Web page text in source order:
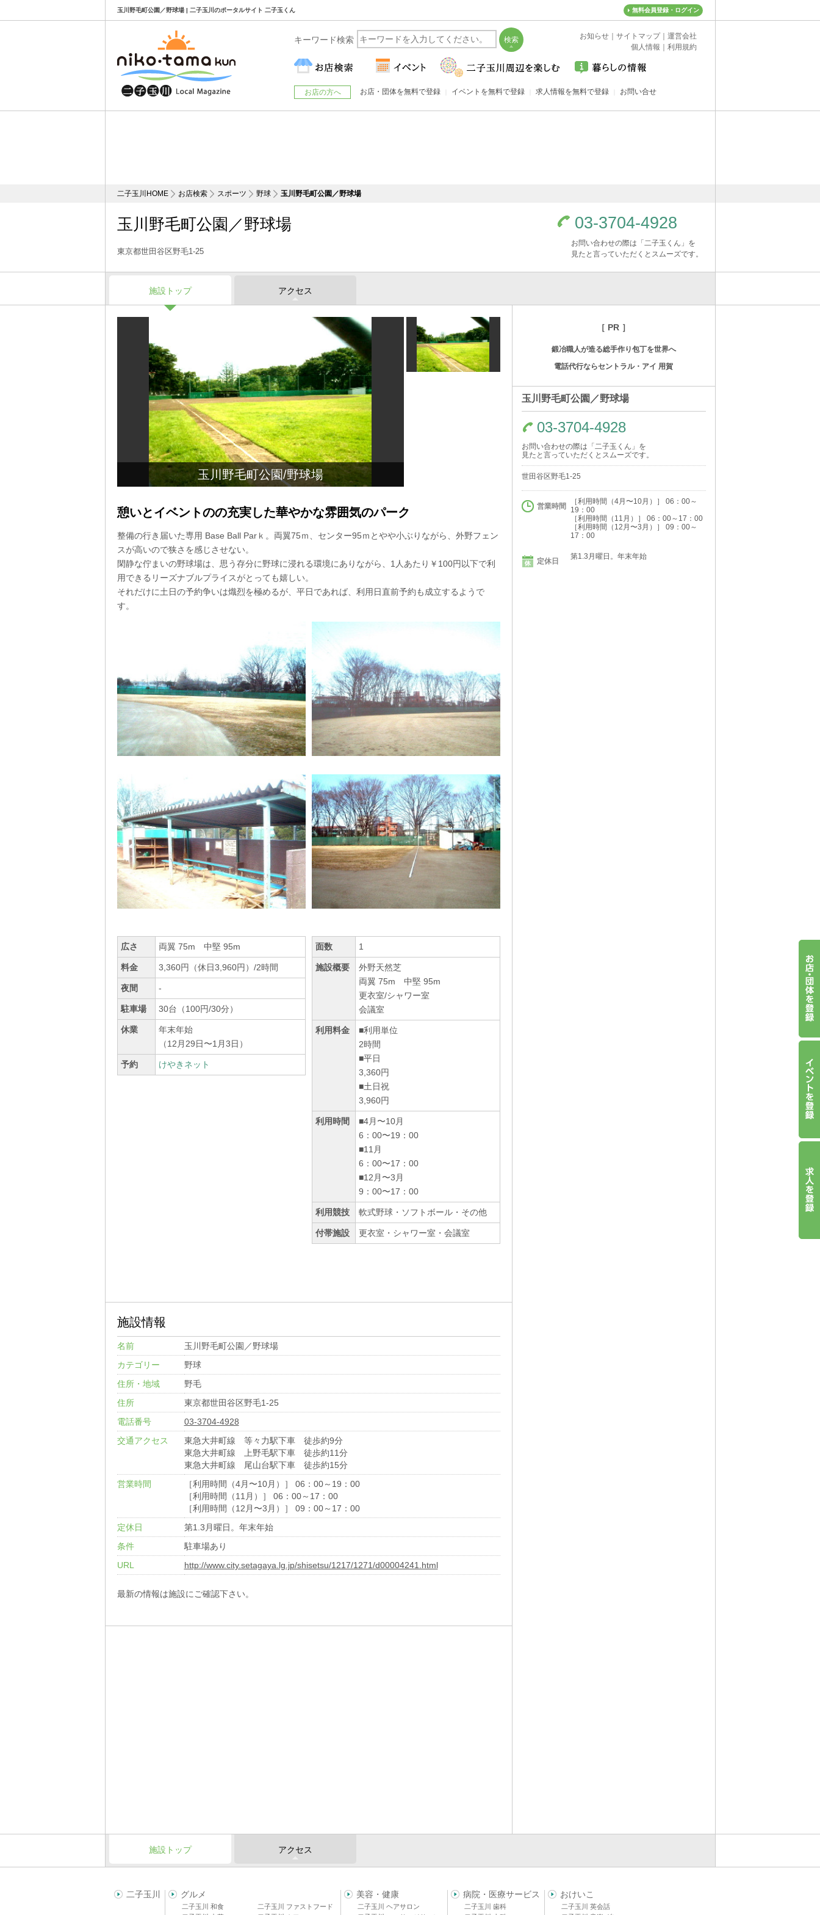
玉川野毛町公園／野球場 | 二子玉川のポータルサイト 二子玉くん 無料会員登録・ログイン
二子玉川HOME お店検索 スポーツ 野球 玉川野毛町公園／野球場
玉川野毛町公園／野球場
東京都世田谷区野毛1-25
03-3704-4928
お問い合わせの際は「二子玉くん」を
見たと言っていただくとスムーズです。
施設トップ アクセス
玉川野毛町公園/野球場
憩いとイベントのの充実した華やかな雰囲気のパーク
整備の行き届いた専用 Base Ball Parｋ。両翼75ｍ、センター95ｍとやや小ぶりながら、外野フェン
スが高いので狭さを感じさせない。
閑静な佇まいの野球場は、思う存分に野球に浸れる環境にありながら、1人あたり￥100円以下で利
用できるリーズナブルプライスがとっても嬉しい。
それだけに土日の予約争いは熾烈を極めるが、平日であれば、利用日直前予約も成立するようで
す。
広さ 両翼 75m 中堅 95m
料金 3,360円（休日3,960円）/2時間
夜間 -
駐車場 30台（100円/30分）
休業
年末年始
（12月29日〜1月3日）
予約 けやきネット
面数 1
施設概要
外野天然芝
両翼 75m 中堅 95m
更衣室/シャワー室
会議室
利用料金
■利用単位
2時間
■平日
3,360円
■土日祝
3,960円
利用時間
■4月〜10月
6：00〜19：00
■11月
6：00〜17：00
■12月〜3月
9：00〜17：00
利用競技 軟式野球・ソフトボール・その他
付帯施設 更衣室・シャワー室・会議室
施設情報
名前
玉川野毛町公園／野球場
カテゴリー
野球
住所・地域
野毛
住所
東京都世田谷区野毛1-25
電話番号
03-3704-4928
交通アクセス
東急大井町線 等々力駅下車 徒歩約9分
東急大井町線 上野毛駅下車 徒歩約11分
東急大井町線 尾山台駅下車 徒歩約15分
営業時間
［利用時間（4月〜10月）］ 06：00～19：00
［利用時間（11月）］ 06：00～17：00
［利用時間（12月〜3月）］ 09：00～17：00
定休日
第1.3月曜日。年末年始
条件
駐車場あり
URL
http://www.city.setagaya.lg.jp/shisetsu/1217/1271/d00004241.html
最新の情報は施設にご確認下さい。
［ PR ］
鍛冶職人が造る総手作り包丁を世界へ
電話代行ならセントラル・アイ 用賀
玉川野毛町公園／野球場
03-3704-4928
お問い合わせの際は「二子玉くん」を
見たと言っていただくとスムーズです。
世田谷区野毛1-25
営業時間
［利用時間（4月〜10月）］ 06：00～
19：00
［利用時間（11月）］ 06：00～17：00
［利用時間（12月〜3月）］ 09：00～
17：00
定休日
第1.3月曜日。年末年始
施設トップ アクセス
二子玉川 グルメ
二子玉川 和食
二子玉川 ファストフード
美容・健康
二子玉川 ヘアサロン
病院・医療サービス
二子玉川 歯科
おけいこ
二子玉川 英会話
キーワード検索 お知らせ サイトマップ｜ 運営会社
個人情報
利用規約
お店の方へ お店・団体を無料で登録 イベントを無料で登録 求人情報を無料で登録 お問い合せ